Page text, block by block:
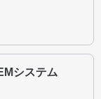
システム